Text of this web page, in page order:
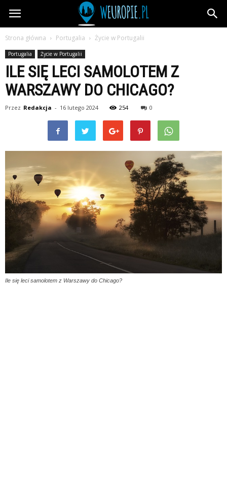
wEuropie.pl
Strona główna Portugalia Życie w Portugalii
Portugalia Życie w Portugalii
ILE SIĘ LECI SAMOLOTEM Z
WARSZAWY DO CHICAGO?
Przez Redakcja - 16 lutego 2024 254 0
Ile się leci samolotem z Warszawy do Chicago?